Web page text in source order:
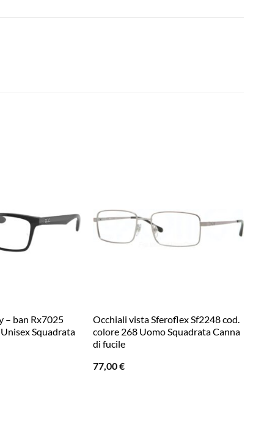
– ban Rx7025
Squadrata
Occhiali vista Sferoflex Sf2248 cod.
colore 268 Uomo Squadrata Canna
di fucile
77,00€